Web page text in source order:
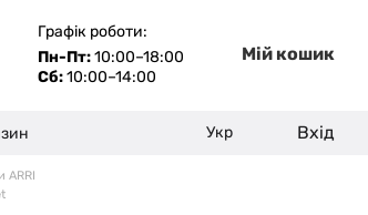
Графік роботи:
Пн-Пт:10:00–18:00
Сб:10:00–14:00
Мій кошик
Укр Вхід
ARRI